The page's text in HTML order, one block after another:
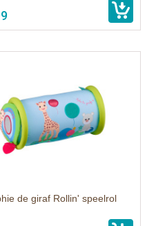
de giraf Rollin' speelrol